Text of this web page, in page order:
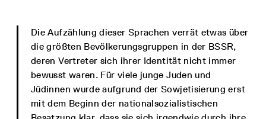
Die Aufzählung dieser Sprachen verrät etwas über
die größten Bevölkerungsgruppen in der BSSR,
deren Vertreter sich ihrer Identität nicht immer
bewusst waren. Für viele junge Juden und
Jüdinnen wurde aufgrund der Sowjetisierung erst
mit dem Beginn der nationalsozialistischen